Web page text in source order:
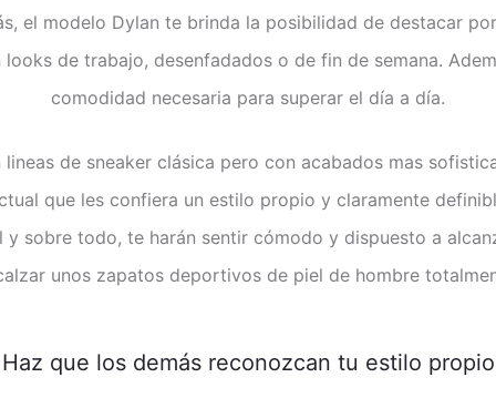
el modelo Dylan te brinda la posibilidad de destacar
de trabajo, desenfadados o de fin de semana.
comodidad necesaria para superar el día a día.
de sneaker clásica pero con acabados mas
que les confiera un estilo propio y claramente
sobre todo, te harán sentir cómodo y dispuesto a
unos zapatos deportivos de piel de hombre
Haz que los demás reconozcan tu estilo propio